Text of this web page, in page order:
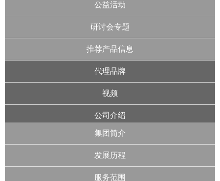
公益活动
研讨会专题
推荐产品信息
代理品牌
视频
公司介绍
集团简介
发展历程
服务范围